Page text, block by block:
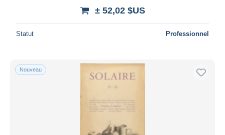
± 52,02 $US
Statut Professionnel
Nouveau